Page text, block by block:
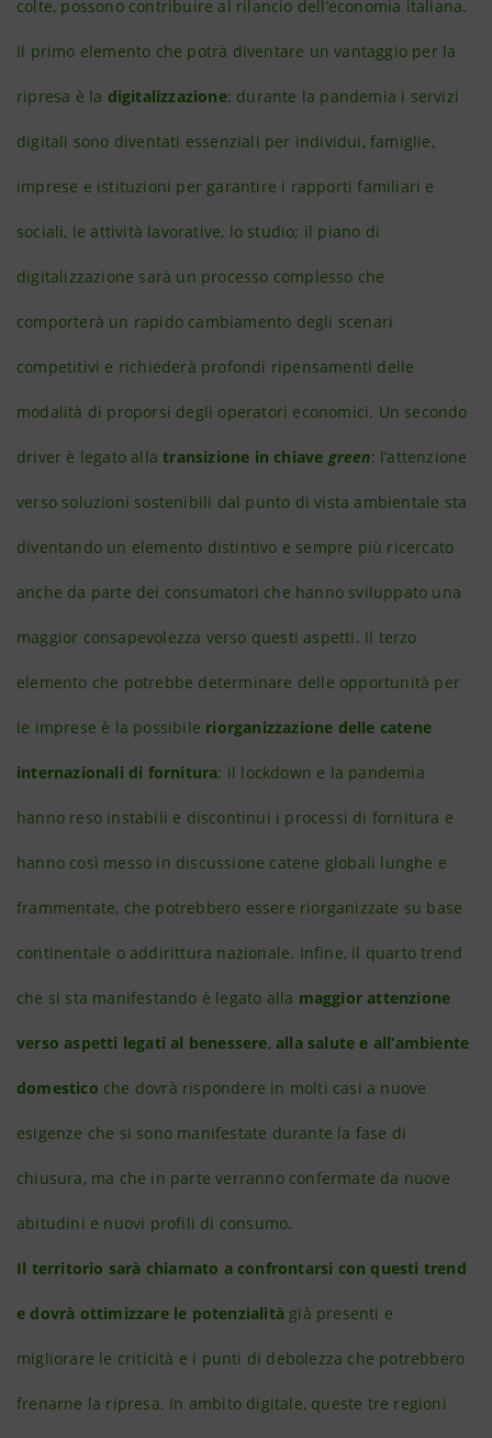
colte, possono contribuire al rilancio dell’economia italiana.
Il primo elemento che potrà diventare un vantaggio per la
ripresa è la digitalizzazione: durante la pandemia i servizi
digitali sono diventati essenziali per individui, famiglie,
imprese e istituzioni per garantire i rapporti familiari e
sociali, le attività lavorative, lo studio; il piano di
digitalizzazione sarà un processo complesso che
comporterà un rapido cambiamento degli scenari
competitivi e richiederà profondi ripensamenti delle
modalità di proporsi degli operatori economici. Un secondo
driver è legato allatransizione in chiave green: l’attenzione
verso soluzioni sostenibili dal punto di vista ambientale sta
diventando un elemento distintivo e sempre più ricercato
anche da parte dei consumatori che hanno sviluppato una
maggior consapevolezza verso questi aspetti. Il terzo
elemento che potrebbe determinare delle opportunità per
le imprese è la possibile riorganizzazione delle catene
internazionali di fornitura: il lockdown e la pandemia
hanno reso instabili e discontinui i processi di fornitura e
hanno così messo in discussione catene globali lunghe e
frammentate, che potrebbero essere riorganizzate su base
continentale o addirittura nazionale. Infine, il quarto trend
che si sta manifestando è legato alla maggior attenzione
verso aspetti legati al benessere,alla salute e all’ambiente
domestico che dovrà rispondere in molti casi a nuove
esigenze che si sono manifestate durante la fase di
chiusura, ma che in parte verranno confermate da nuove
abitudini e nuovi profili di consumo.
Il territorio sarà chiamato a confrontarsi con questi trend
e dovrà ottimizzare le potenzialità già presenti e
migliorare le criticità e i punti di debolezza che potrebbero
frenarne la ripresa. In ambito digitale, queste tre regioni